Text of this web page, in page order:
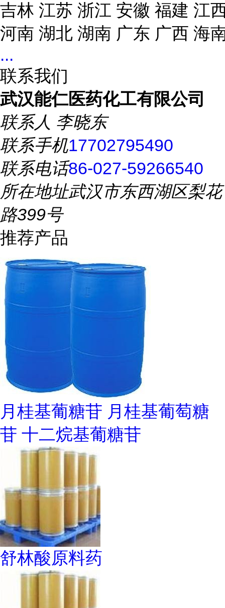
吉林 江苏 浙江 安徽 福建 江
河南 湖北 湖南 广东 广西 海
...
联系我们
武汉能仁医药化工有限公司
联系人 李晓东
联系手机17702795490
联系电话86-027-59266540
所在地址武汉市东西湖区梨花
路399号
推荐产品
月桂基葡糖苷 月桂基葡萄糖
苷 十二烷基葡糖苷
舒林酸原料药